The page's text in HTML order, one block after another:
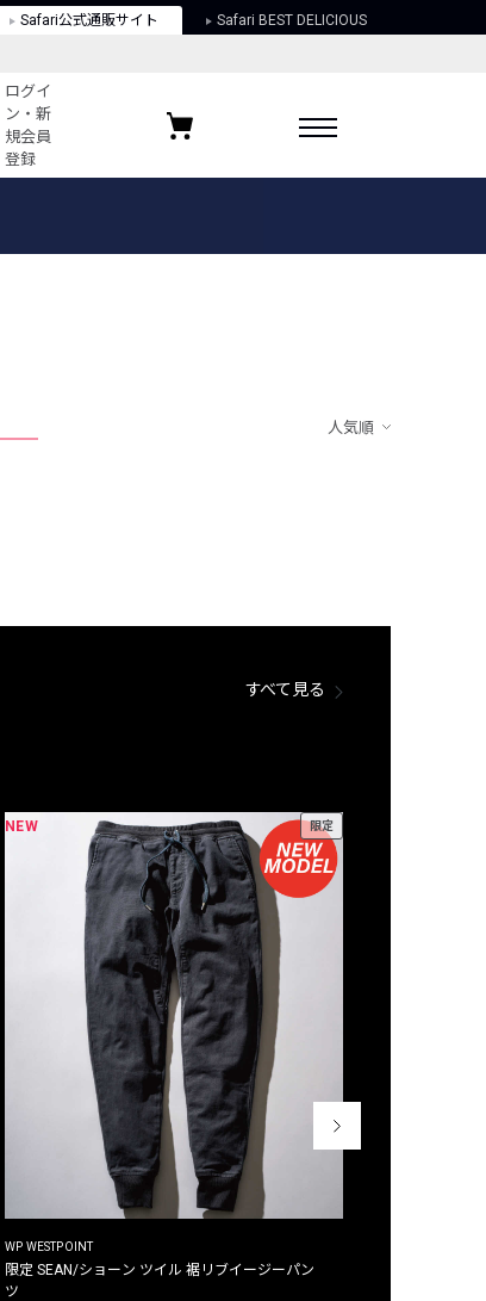
Safari公式通販サイト Safari BEST DELICIOUS
ログイ
ン・新
規会員
登録
お気に入りブランド
人気順
すべて見る
NEW 限定
WP WESTPOINT
限定 SEAN/ショーン ツイル 裾リブイージーパン
ツ